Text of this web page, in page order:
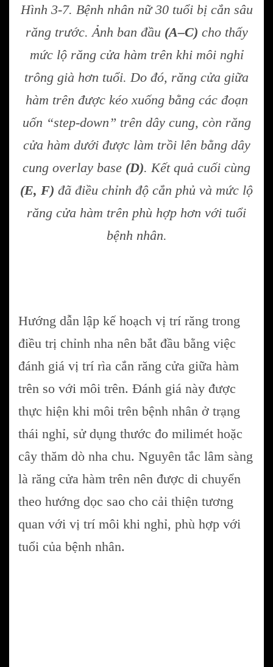
Hình 3-7. Bệnh nhân nữ 30 tuổi bị cắn sâu
răng trước. Ảnh ban đầu (A–C) cho thấy
mức lộ răng cửa hàm trên khi môi nghỉ
trông già hơn tuổi. Do đó, răng cửa giữa
hàm trên được kéo xuống bằng các đoạn
uốn “step-down” trên dây cung, còn răng
cửa hàm dưới được làm trồi lên bằng dây
cung overlay base (D). Kết quả cuối cùng
(E, F) đã điều chỉnh độ cắn phủ và mức lộ
răng cửa hàm trên phù hợp hơn với tuổi
bệnh nhân.
Hướng dẫn lập kế hoạch vị trí răng trong
điều trị chỉnh nha nên bắt đầu bằng việc
đánh giá vị trí rìa cắn răng cửa giữa hàm
trên so với môi trên. Đánh giá này được
thực hiện khi môi trên bệnh nhân ở trạng
thái nghỉ, sử dụng thước đo milimét hoặc
cây thăm dò nha chu. Nguyên tắc lâm sàng
là răng cửa hàm trên nên được di chuyển
theo hướng dọc sao cho cải thiện tương
quan với vị trí môi khi nghỉ, phù hợp với
tuổi của bệnh nhân.